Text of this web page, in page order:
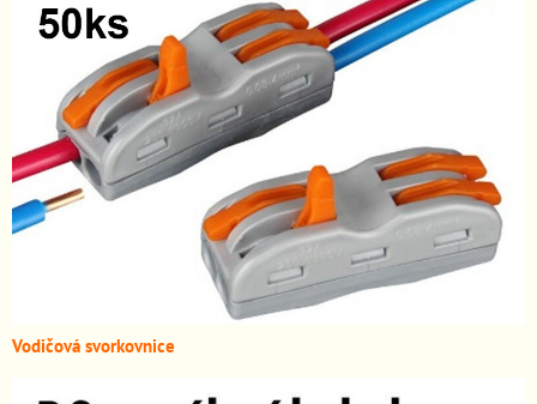
Vodičová svorkovnice